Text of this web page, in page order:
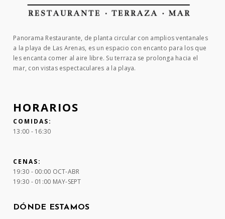
Panorama Restaurante, de planta circular con amplios ventanales
a la playa de Las Arenas, es un espacio con encanto para los que
les encanta comer al aire libre. Su terraza se prolonga hacia el
mar, con vistas espectaculares a la playa.
HORARIOS
COMIDAS:
13:00 - 16:30
CENAS:
19:30 - 00:00 OCT-ABR
19:30 - 01:00 MAY-SEPT
DÓNDE ESTAMOS